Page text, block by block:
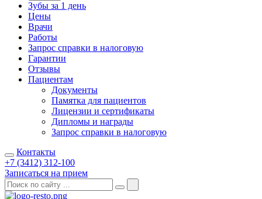
Зубы за 1 день
Цены
Врачи
Работы
Запрос справки в налоговую
Гарантии
Отзывы
Пациентам
Документы
Памятка для пациентов
Лицензии и сертификаты
Дипломы и награды
Запрос справки в налоговую
Контакты
+7 (3412) 312-100
Записаться на прием